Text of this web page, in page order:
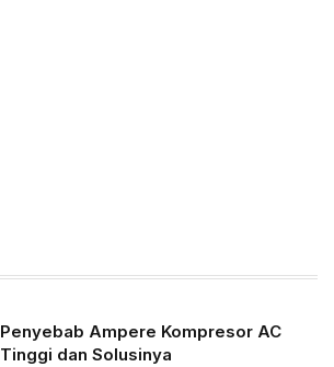
Penyebab Ampere Kompresor AC
Tinggi dan Solusinya